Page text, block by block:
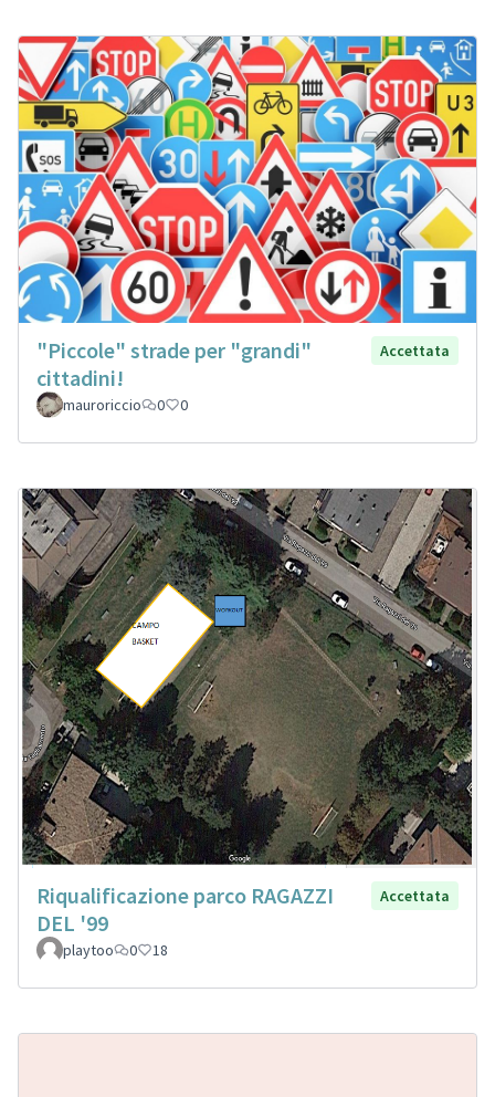
"Piccole" strade per "grandi"
cittadini!
Accettata
mauroriccio 0 0
Riqualificazione parco RAGAZZI
DEL '99
Accettata
playtoo 0 18